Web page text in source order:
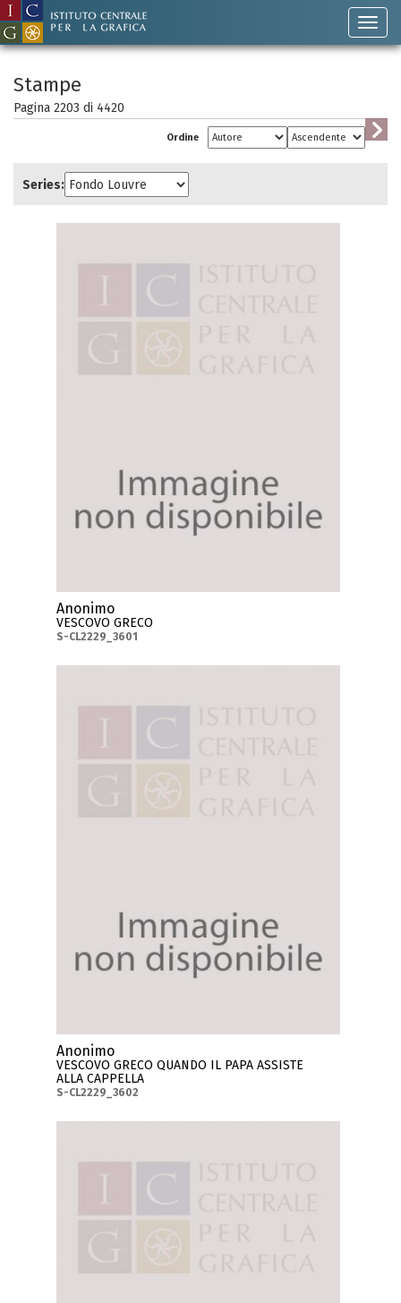
Stampe
Pagina 2203 di 4420
Ordine
Series:
Anonimo
VESCOVO GRECO
S-CL2229_3601
Anonimo
VESCOVO GRECO QUANDO IL PAPA ASSISTE
ALLA CAPPELLA
S-CL2229_3602